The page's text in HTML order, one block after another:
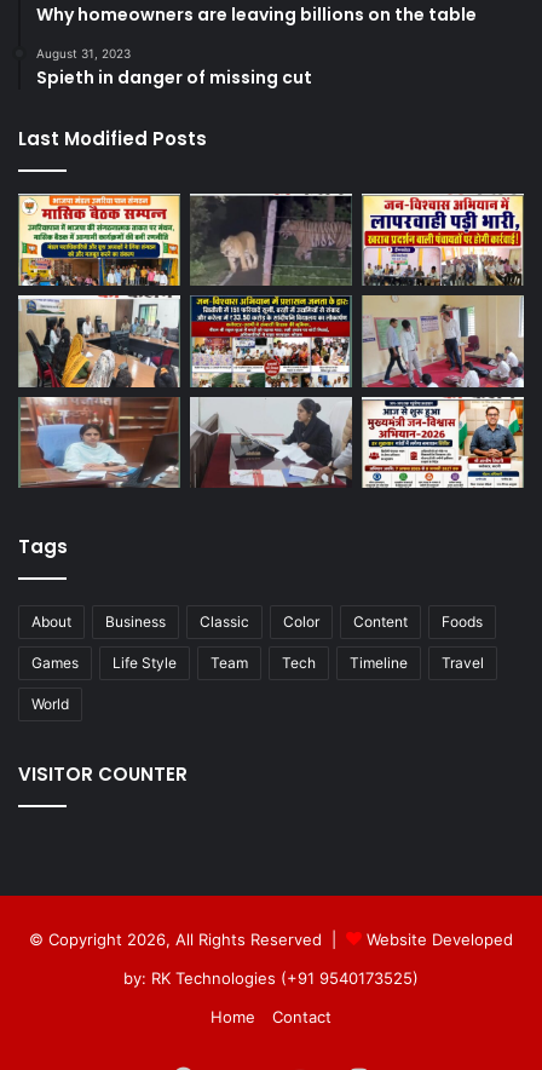
Why homeowners are leaving billions on the table
August 31, 2023
Spieth in danger of missing cut
Last Modified Posts
Tags
About Business Classic Color Content Foods
Games Life Style Team Tech Timeline Travel
World
VISITOR COUNTER
© Copyright 2026, All Rights Reserved |
Website Developed
by: RK Technologies (+91 9540173525)
Home
Contact